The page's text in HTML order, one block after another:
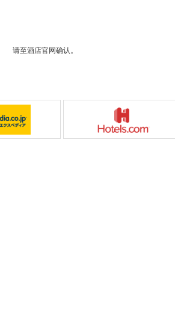
请至酒店官网确认。